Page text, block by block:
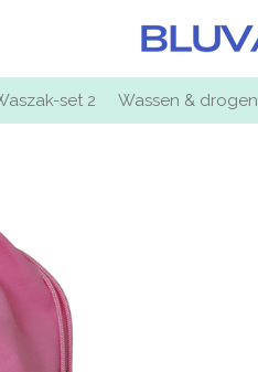
set 2 Wassen & drogen